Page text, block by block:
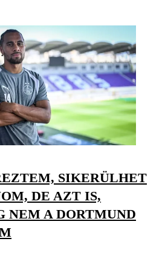
SIKERÜLHET
DE AZT IS,
NEM A DORTMUND